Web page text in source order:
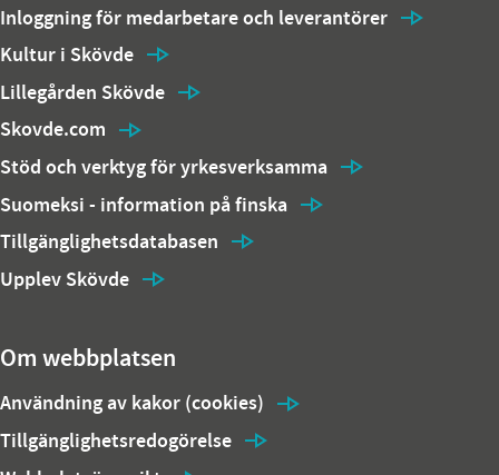
Inloggning för medarbetare och leverantörer
Kultur i Skövde
Lillegården Skövde
Skovde.com
Stöd och verktyg för yrkesverksamma
Suomeksi - information på finska
Tillgänglighetsdatabasen
Upplev Skövde
Om webbplatsen
Användning av kakor (cookies)
Tillgänglighetsredogörelse